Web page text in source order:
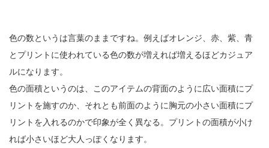
色の数というは言葉のままですね。例えばオレンジ、赤、紫、青
とプリントに使われている色の数が増えれば増えるほどカジュア
ルになります。
色の面積というのは、このアイテムの背面のように広い面積にプ
リントを施すのか、それとも前面のように胸元の小さい面積にプ
リントを入れるのかで印象が全く異なる。プリントの面積が小け
れば小さいほど大人っぽくなります。